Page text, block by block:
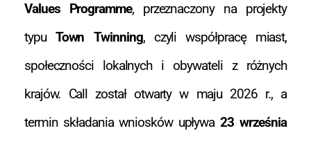
Values Programme, przeznaczony na projekty
typu Town Twinning, czyli współpracę miast,
społeczności lokalnych i obywateli z różnych
krajów. Call został otwarty w maju 2026 r., a
termin składania wniosków upływa23 września